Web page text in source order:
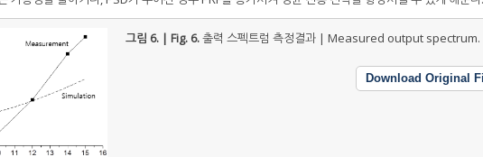
그림 6. | Fig. 6.출력 스펙트럼 측정결과 | Measured output spectrum.
Download Original